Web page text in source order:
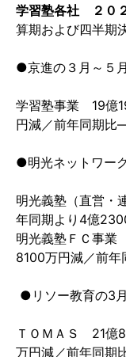
学習塾各社 ２０
算期および四半期
●京進の３月～５
学習塾事業 19億
円減／前年同期比
●明光ネットワー
明光義塾（直営・
年同期より 4億
明光義塾ＦＣ事業
8100万円減／前年
● リソー教育の3
ＴＯＭＡＳ 21億
万円減／前年同期